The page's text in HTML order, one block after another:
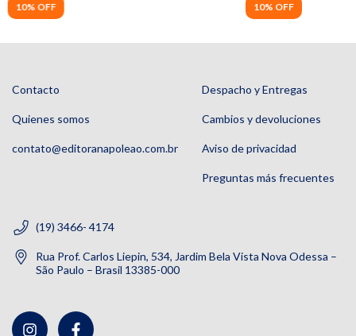
10% OFF 10% OFF
Contacto
Quienes somos
contato@editoranapoleao.com.br
Despacho y Entregas
Cambios y devoluciones
Aviso de privacidad
Preguntas más frecuentes
(19) 3466- 4174
Rua Prof. Carlos Liepin, 534, Jardim Bela Vista Nova Odessa –
São Paulo – Brasil 13385-000